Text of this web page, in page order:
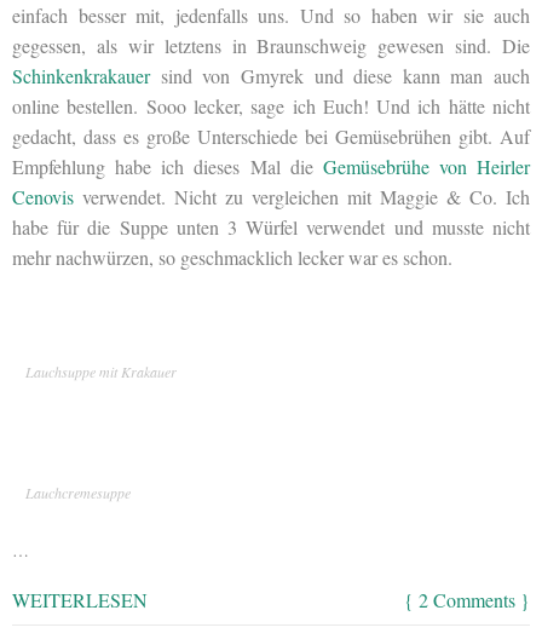
einfach besser mit, jedenfalls uns. Und so haben wir sie auch
gegessen, als wir letztens in Braunschweig gewesen sind. Die
Schinkenkrakauersind von Gmyrek und diese kann man auch
online bestellen. Sooo lecker, sage ich Euch! Und ich hätte nicht
gedacht, dass es große Unterschiede bei Gemüsebrühen gibt. Auf
Empfehlung habe ich dieses Mal die Gemüsebrühe von Heirler
Cenovis verwendet. Nicht zu vergleichen mit Maggie & Co. Ich
habe für die Suppe unten 3 Würfel verwendet und musste nicht
mehr nachwürzen, so geschmacklich lecker war es schon.
Lauchsuppe mit Krakauer
Lauchcremesuppe
…
WEITERLESEN { 2 Comments }